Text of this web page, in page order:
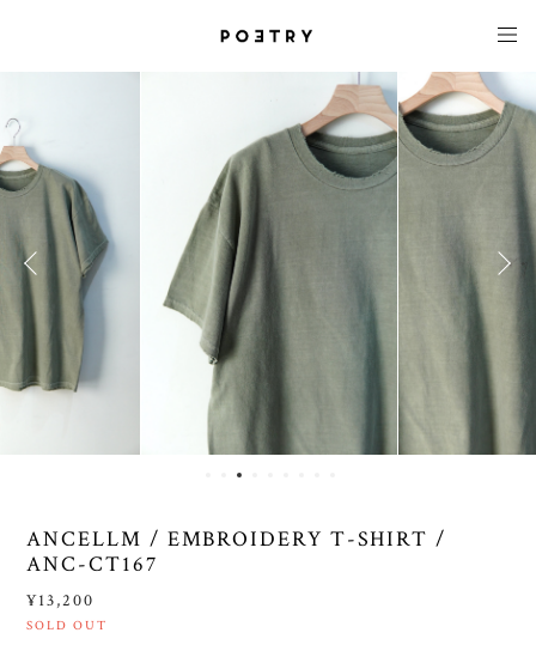
ANCELLM / EMBROIDERY T-SHIRT /
ANC-CT167
¥13,200
SOLD OUT